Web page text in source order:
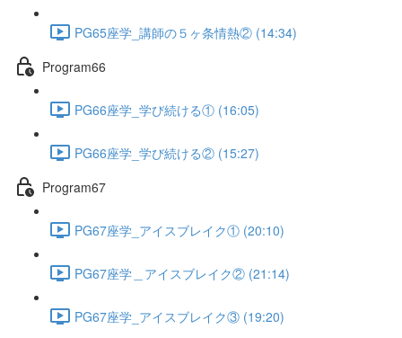
PG65座学_講師の５ヶ条情熱② (14:34)
Program66
PG66座学_学び続ける① (16:05)
PG66座学_学び続ける② (15:27)
Program67
PG67座学_アイスブレイク① (20:10)
PG67座学＿アイスブレイク② (21:14)
PG67座学_アイスブレイク③ (19:20)